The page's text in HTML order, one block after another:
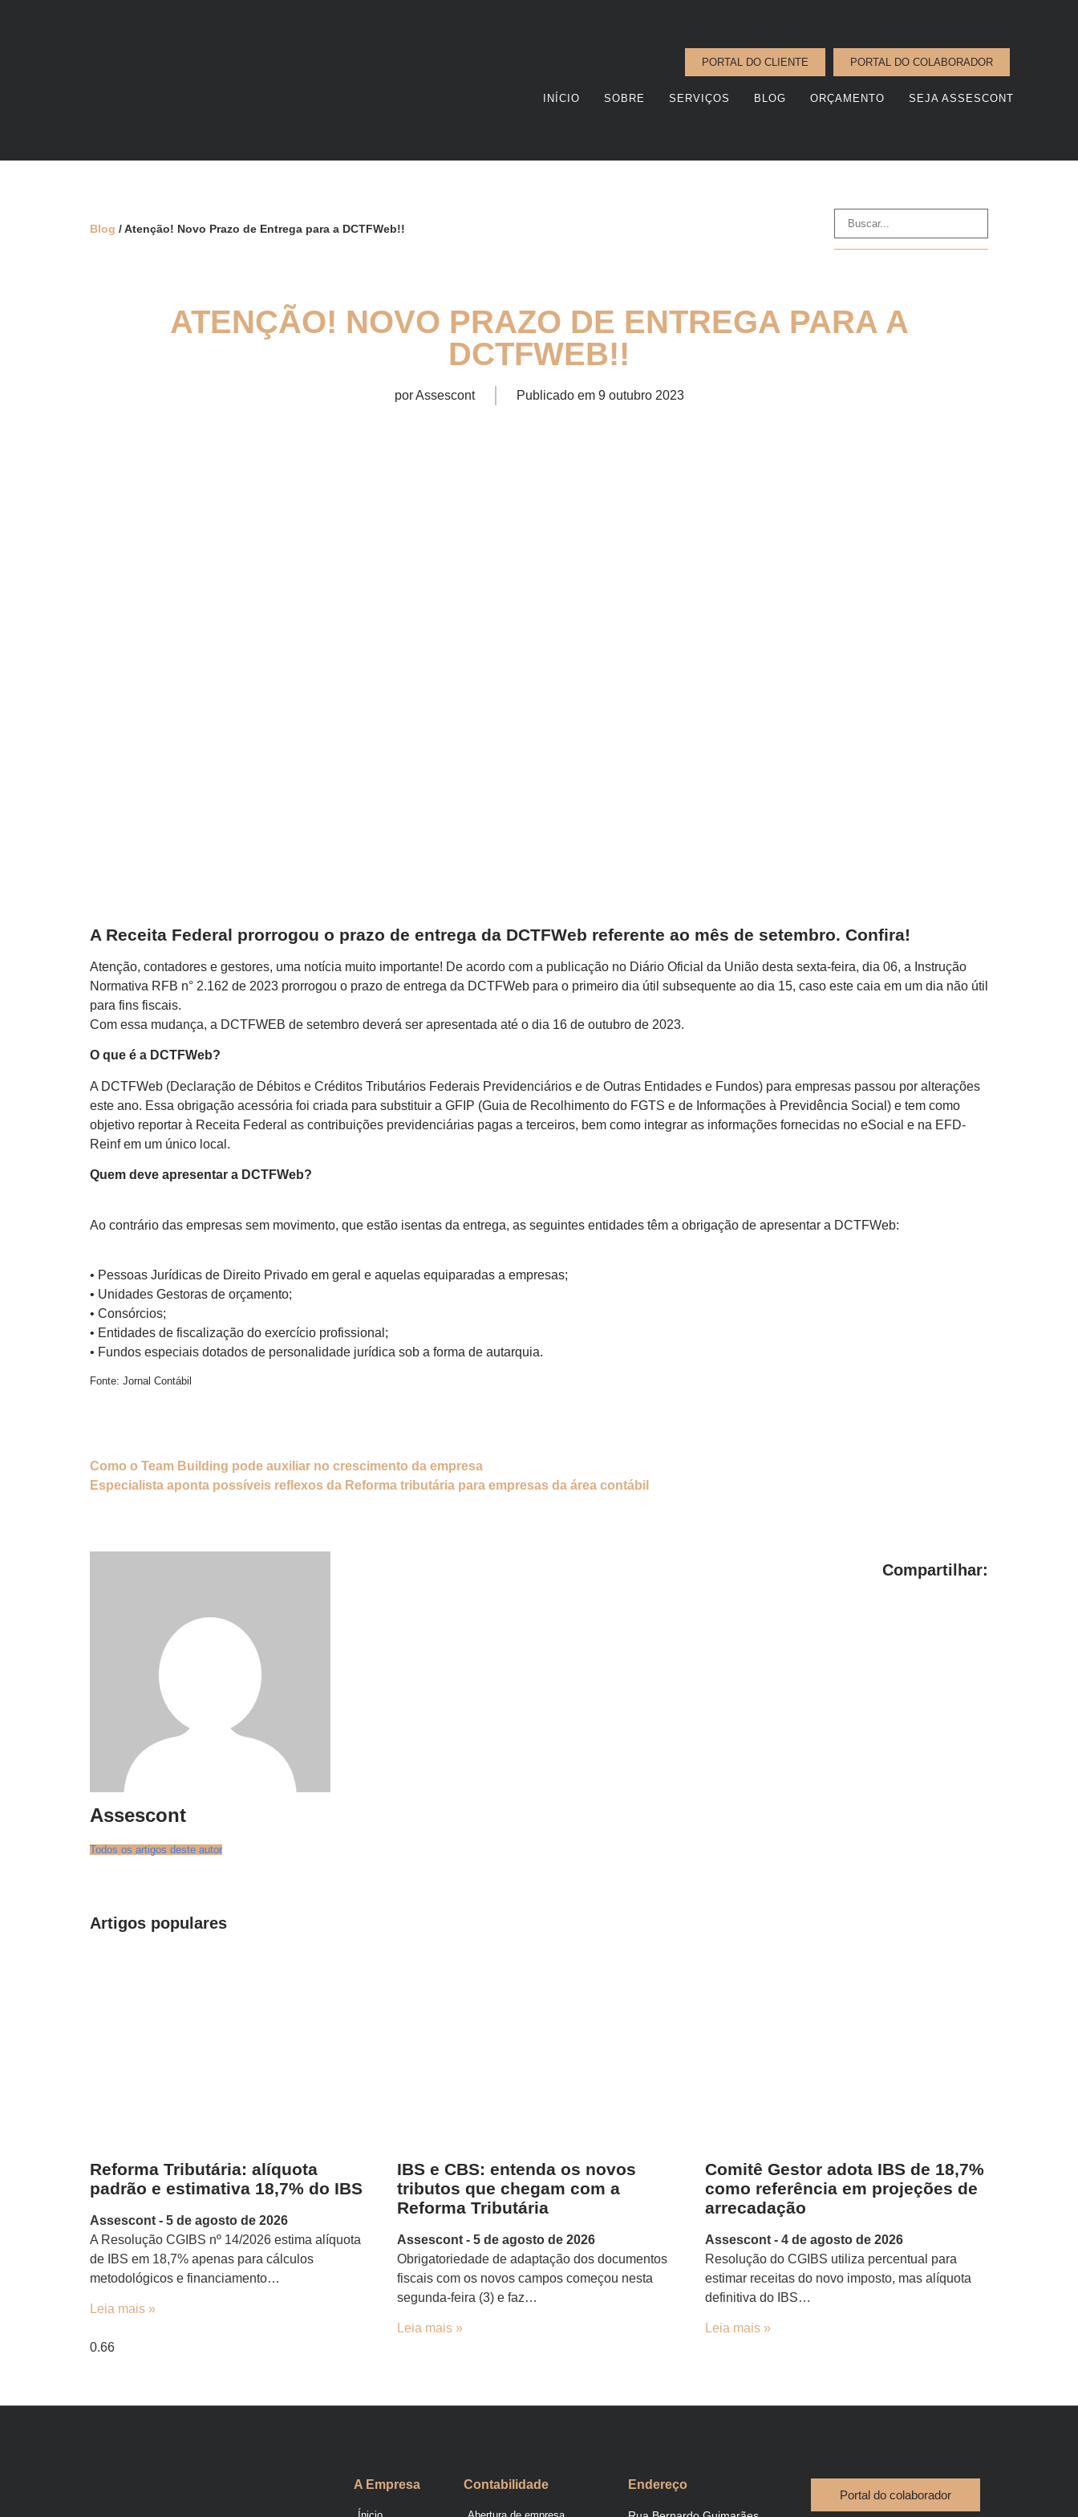
PORTAL DO CLIENTE PORTAL DO COLABORADOR
INÍCIO SOBRE SERVIÇOS BLOG ORÇAMENTO SEJA ASSESCONT
Blog / Atenção! Novo Prazo de Entrega para a DCTFWeb!!
ATENÇÃO! NOVO PRAZO DE ENTREGA PARA A
DCTFWEB!!
porAssescont Publicado em 9 outubro 2023
A Receita Federal prorrogou o prazo de entrega da DCTFWeb referente ao mês de setembro. Confira!
Atenção, contadores e gestores, uma notícia muito importante! De acordo com a publicação no Diário Oficial da União desta sexta-feira, dia 06, a Instrução
Normativa RFB n° 2.162 de 2023 prorrogou o prazo de entrega da DCTFWeb para o primeiro dia útil subsequente ao dia 15, caso este caia em um dia não útil
para fins fiscais.
Com essa mudança, a DCTFWEB de setembro deverá ser apresentada até o dia 16 de outubro de 2023.
O que é a DCTFWeb?
A DCTFWeb (Declaração de Débitos e Créditos Tributários Federais Previdenciários e de Outras Entidades e Fundos) para empresas passou por alterações
este ano. Essa obrigação acessória foi criada para substituir a GFIP (Guia de Recolhimento do FGTS e de Informações à Previdência Social) e tem como
objetivo reportar à Receita Federal as contribuições previdenciárias pagas a terceiros, bem como integrar as informações fornecidas no eSocial e na EFD-
Reinf em um único local.
Quem deve apresentar a DCTFWeb?
Ao contrário das empresas sem movimento, que estão isentas da entrega, as seguintes entidades têm a obrigação de apresentar a DCTFWeb:
• Pessoas Jurídicas de Direito Privado em geral e aquelas equiparadas a empresas;
• Unidades Gestoras de orçamento;
• Consórcios;
• Entidades de fiscalização do exercício profissional;
• Fundos especiais dotados de personalidade jurídica sob a forma de autarquia.
Fonte: Jornal Contábil
Como o Team Building pode auxiliar no crescimento da empresa
Especialista aponta possíveis reflexos da Reforma tributária para empresas da área contábil
Assescont
Todos os artigos deste autor
Compartilhar:
Artigos populares
Reforma Tributária: alíquota
padrão e estimativa 18,7% do IBS
Assescont
5 de agosto de 2026
A Resolução CGIBS nº 14/2026 estima alíquota
de IBS em 18,7% apenas para cálculos
metodológicos e financiamento…
Leia mais »
IBS e CBS: entenda os novos
tributos que chegam com a
Reforma Tributária
Assescont 5 de agosto de 2026
Obrigatoriedade de adaptação dos documentos
fiscais com os novos campos começou nesta
segunda-feira (3) e faz…
Leia mais »
Comitê Gestor adota IBS de 18,7%
como referência em projeções de
arrecadação
Assescont 4 de agosto de 2026
Resolução do CGIBS utiliza percentual para
estimar receitas do novo imposto, mas alíquota
definitiva do IBS…
Leia mais »
A Empresa Contabilidade Endereço
Portal do colaborador